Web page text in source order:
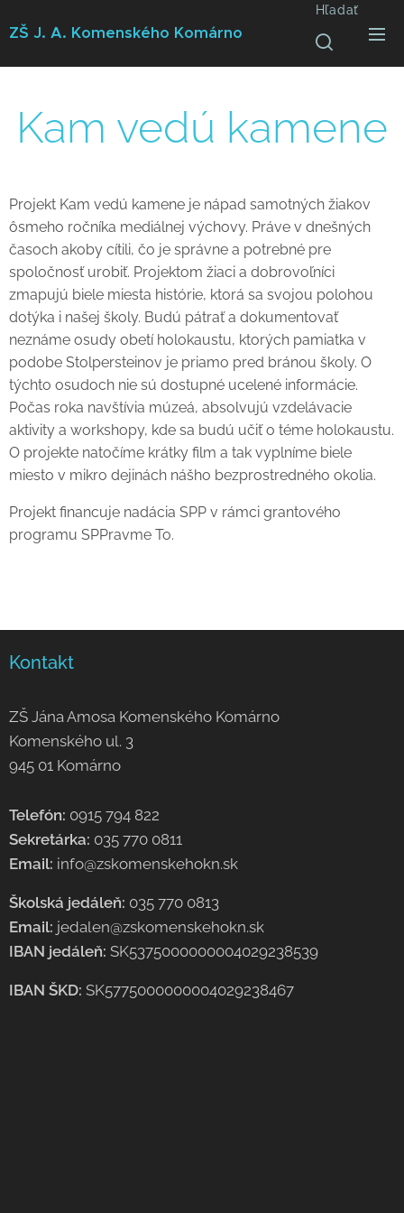
ZŠ J. A. Komenského Komárno
Hľadať
Kam vedú kamene
Projekt Kam vedú kamene je nápad samotných žiakov
ôsmeho ročníka mediálnej výchovy. Práve v dnešných
časoch akoby cítili, čo je správne a potrebné pre
spoločnosť urobiť. Projektom žiaci a dobrovoľníci
zmapujú biele miesta histórie, ktorá sa svojou polohou
dotýka i našej školy. Budú pátrať a dokumentovať
neznáme osudy obetí holokaustu, ktorých pamiatka v
podobe Stolpersteinov je priamo pred bránou školy. O
týchto osudoch nie sú dostupné ucelené informácie.
Počas roka navštívia múzeá, absolvujú vzdelávacie
aktivity a workshopy, kde sa budú učiť o téme holokaustu.
O projekte natočíme krátky film a tak vyplníme biele
miesto v mikro dejinách nášho bezprostredného okolia.
Projekt financuje nadácia SPP v rámci grantového
programu SPPravme To.
Kontakt
ZŠ Jána Amosa Komenského Komárno
Komenského ul. 3
945 01 Komárno
Telefón: 0915 794 822
Sekretárka: 035 770 0811
Email: info@zskomenskehokn.sk
Školská jedáleň: 035 770 0813
Email: jedalen@zskomenskehokn.sk
IBAN jedáleň: SK5375000000004029238539
IBAN ŠKD: SK5775000000004029238467